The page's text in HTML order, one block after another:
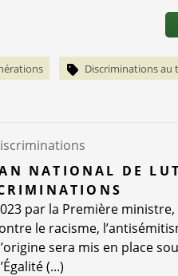
Discriminations au
NATIONAL DE
par la Première
le racisme,
sera mis en place
(...)